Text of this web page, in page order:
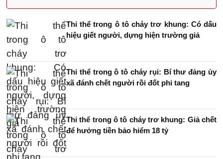
Thi thể trong ô tô cháy trơ khung: Có dấu
hiệu giết người, dựng hiện trường giả
Thi thể trong ô tô cháy rụi: Bí thư đảng ủy
xã đánh chết người rồi đốt phi tang
Thi thể trong ô tô cháy trơ khung: Giả chết
để hưởng tiền bảo hiểm 18 tỷ